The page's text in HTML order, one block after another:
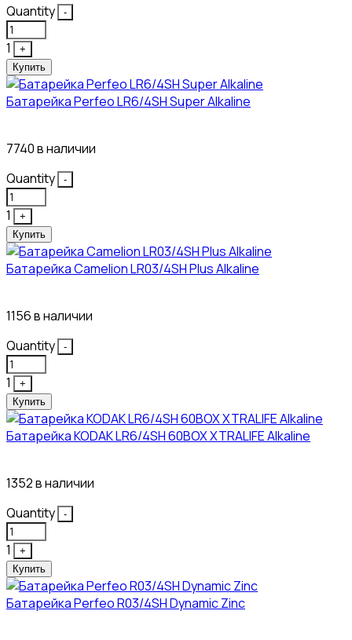
Quantity
-
1
+
Купить
Батарейка Perfeo LR6/4SH Super Alkaline
7740 в наличии
Quantity
-
1
+
Купить
Батарейка Camelion LR03/4SH Plus Alkaline
1156 в наличии
Quantity
-
1
+
Купить
Батарейка KODAK LR6/4SH 60BOX XTRALIFE Alkaline
1352 в наличии
Quantity
-
1
+
Купить
Батарейка Perfeo R03/4SH Dynamic Zinc